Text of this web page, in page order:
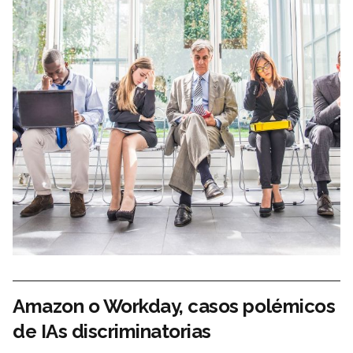
Amazon o Workday, casos polémicos
de IAs discriminatorias